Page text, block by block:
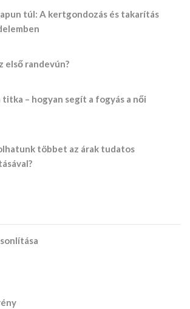
túl: A kertgondozás és takarítás
első randevún?
– hogyan segít a fogyás a női
többet az árak tudatos